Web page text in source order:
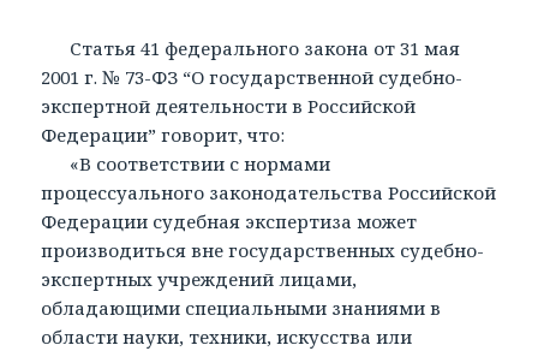
Статья 41 федерального закона от 31 мая
2001 г. № 73-ФЗ “О государственной судебно-
экспертной деятельности в Российской
Федерации” говорит, что:
«В соответствии с нормами
процессуального законодательства Российской
Федерации судебная экспертиза может
производиться вне государственных судебно-
экспертных учреждений лицами,
обладающими специальными знаниями в
области науки, техники, искусства или